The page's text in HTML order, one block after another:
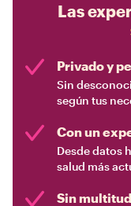
Las
Privado y
Sin
según tus
Con un
Desde datos
salud más
Sin